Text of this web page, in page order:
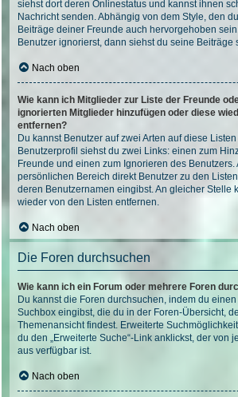
siehst dort deren Onlinestatus und kannst ihnen
Nachricht senden. Abhängig von dem Style, den
Beiträge deiner Freunde auch hervorgehoben
Benutzer ignorierst, dann siehst du seine Beiträge
Nach oben
Wie kann ich Mitglieder zur Liste der Freunde
ignorierten Mitglieder hinzufügen oder diese
entfernen?
Du kannst Benutzer auf zwei Arten auf diese
Benutzerprofil siehst du zwei Links: einen zum
Freunde und einen zum Ignorieren des
persönlichen Bereich direkt Benutzer zu den
deren Benutzernamen eingibst. An gleicher Stelle
wieder von den Listen entfernen.
Nach oben
Die Foren durchsuchen
Wie kann ich ein Forum oder mehrere Foren
Du kannst die Foren durchsuchen, indem du
Suchbox eingibst, die du in der Foren-Übersicht,
Themenansicht findest. Erweiterte
du den „Erweiterte Suche“-Link anklickst, der von
aus verfügbar ist.
Nach oben